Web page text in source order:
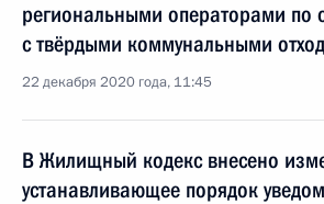
региональными операторами
с твёрдыми коммунальными
22 декабря 2020 года, 11:45
В Жилищный кодекс внесено
устанавливающее порядок